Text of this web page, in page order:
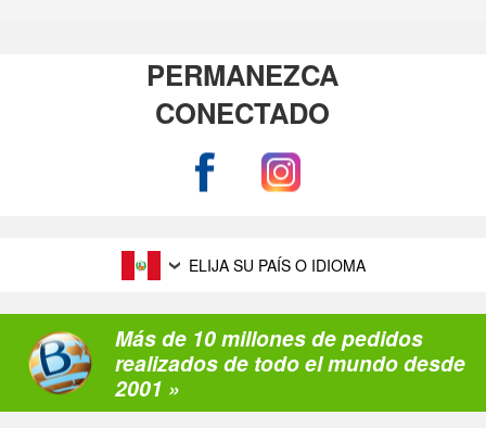
PERMANEZCA
CONECTADO
ELIJA SU PAÍS O IDIOMA
Más de 10 millones de pedidos
realizados de todo el mundo desde
2001 »